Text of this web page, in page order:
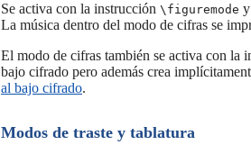
Se activa con la instrucción \figuremode
La música dentro del modo de cifras se
El modo de cifras también se activa con la
bajo cifrado pero además crea
al bajo cifrado.
Modos de traste y tablatura